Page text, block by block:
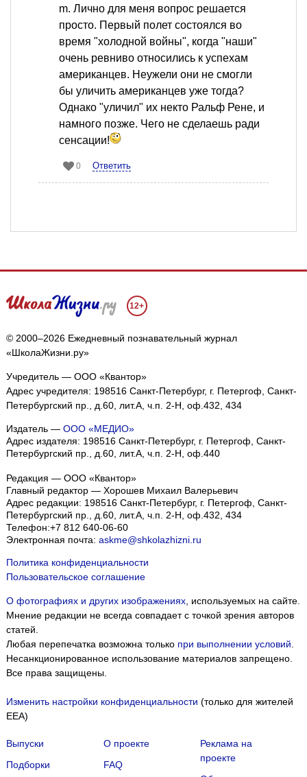
m. Лично для меня вопрос решается
просто. Первый полет состоялся во
время "холодной войны", когда "наши"
очень ревниво относились к успехам
американцев. Неужели они не смогли
бы уличить американцев уже тогда?
Однако "уличил" их некто Ральф Рене, и
намного позже. Чего не сделаешь ради
сенсации!
0 Ответить
12+
© 2000–2026 Ежедневный познавательный журнал
«ШколаЖизни.ру»
Учредитель — ООО «Квантор»
Адрес учредителя: 198516 Санкт-Петербург, г. Петергоф, Санкт-
Петербургский пр., д.60, лит.А, ч.п. 2-Н, оф.432, 434
Издатель — ООО «МЕДИО»
Адрес издателя: 198516 Санкт-Петербург, г. Петергоф, Санкт-
Петербургский пр., д.60, лит.А, ч.п. 2-Н, оф.440
Редакция — ООО «Квантор»
Главный редактор — Хорошев Михаил Валерьевич
Адрес редакции: 198516 Санкт-Петербург, г. Петергоф, Санкт-
Петербургский пр., д.60, лит.А, ч.п. 2-Н, оф.432, 434
Телефон:+7 812 640-06-60
Электронная почта: askme@shkolazhizni.ru
Политика конфиденциальности
Пользовательское соглашение
О фотографиях и других изображениях, используемых на сайте.
Мнение редакции не всегда совпадает с точкой зрения авторов
статей.
Любая перепечатка возможна только при выполнении условий.
Несанкционированное использование материалов запрещено.
Все права защищены.
Изменить настройки конфиденциальности (только для жителей
EEA)
Выпуски
Подборки
О проекте
FAQ
Реклама на
проекте